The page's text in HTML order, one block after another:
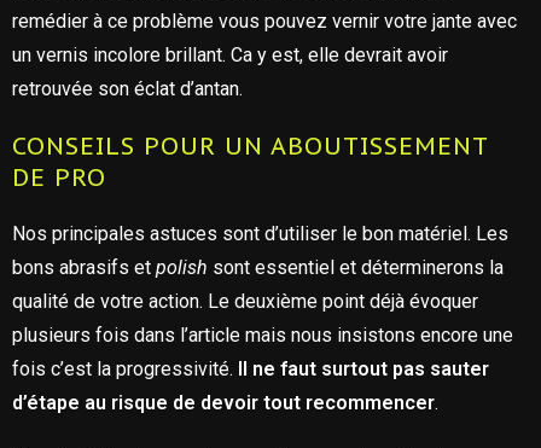
remédier à ce problème vous pouvez vernir votre jante avec
un vernis incolore brillant. Ca y est, elle devrait avoir
retrouvée son éclat d’antan.
CONSEILS POUR UN ABOUTISSEMENT
DE PRO
Nos principales astuces sont d’utiliser le bon matériel. Les
bons abrasifs et polish sont essentiel et déterminerons la
qualité de votre action. Le deuxième point déjà évoquer
plusieurs fois dans l’article mais nous insistons encore une
fois c’est la progressivité. Il ne faut surtout pas sauter
d’étape au risque de devoir tout recommencer.